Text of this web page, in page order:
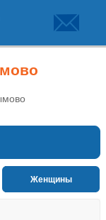
Женщины